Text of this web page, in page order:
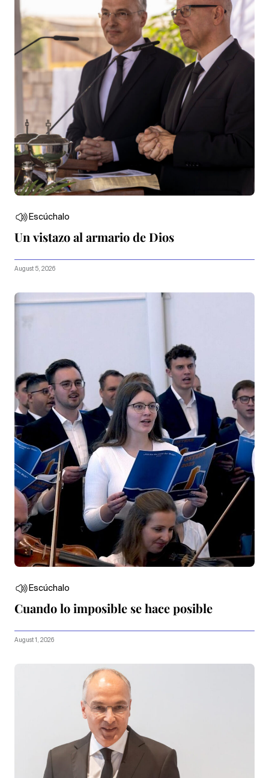
Escúchalo
Un vistazo al armario de Dios
August 5, 2026
Escúchalo
Cuando lo imposible se hace posible
August 1, 2026